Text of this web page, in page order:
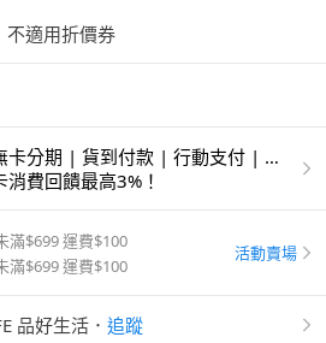
不適用折價券
卡分期 | 貨到付款 | 行動支付 | 超
| 銀聯卡
費回饋最高3%！
滿$699 運費$100
滿$699 運費$100
活動賣場
品好生活 ． 追蹤